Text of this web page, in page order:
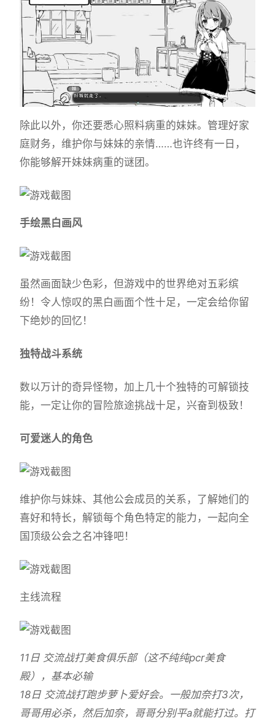
除此以外，你还要悉心照料病重的妹妹。管理好家
庭财务，维护你与妹妹的亲情……也许终有一日，
你能够解开妹妹病重的谜团。
手绘黑白画风
虽然画面缺少色彩，但游戏中的世界绝对五彩缤
纷！令人惊叹的黑白画面个性十足，一定会给你留
下绝妙的回忆！
独特战斗系统
数以万计的奇异怪物，加上几十个独特的可解锁技
能，一定让你的冒险旅途挑战十足，兴奋到极致！
可爱迷人的角色
维护你与妹妹、其他公会成员的关系，了解她们的
喜好和特长，解锁每个角色特定的能力，一起向全
国顶级公会之名冲锋吧！
主线流程
11日 交流战打美食俱乐部（这不纯纯pcr美食
殿），基本必输
18日 交流战打跑步萝卜爱好会。一般加奈打3次，
哥哥用必杀，然后加奈，哥哥分别平a就能打过。打